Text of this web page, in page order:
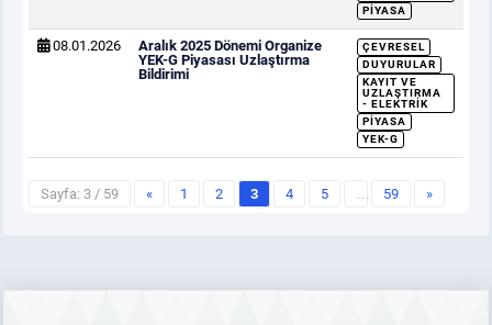
PIYASA
08.01.2026
Aralık 2025 Dönemi Organize
YEK-G Piyasası Uzlaştırma
Bildirimi
ÇEVRESEL
DUYURULAR
KAYIT VE
UZLAŞTIRMA
- ELEKTRIK
PIYASA
YEK-G
Sayfa: 3 / 59 « 1 2 3 4 5 … 59 »